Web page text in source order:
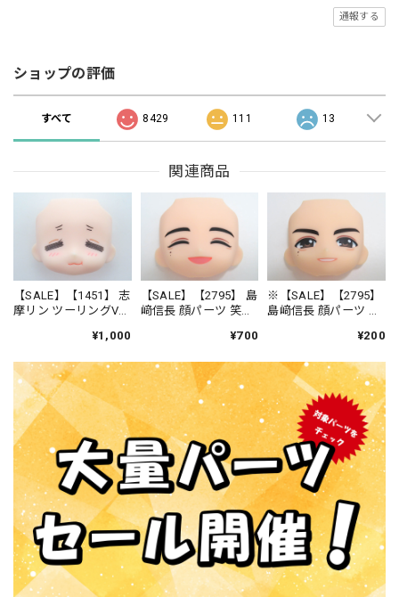
通報する
ショップの評価
すべて 8429 111 13
関連商品
【SALE】【1451】 志
摩リン ツーリングVer.
顔 ねんどろいど¥1,000
【SALE】【2795】 島
﨑信長 顔パーツ 笑
¥700
※【SALE】【2795】
島﨑信長 顔パーツ ク
¥200